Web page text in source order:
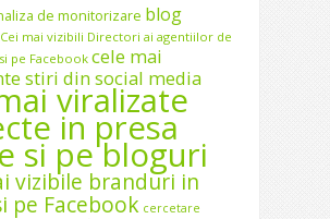
de monitorizare blog
Cei mai vizibili Directori ai agentiilor de
pe Facebook cele mai
stiri din social media
viralizate
in presa
si pe bloguri
vizibile branduri in
pe Facebook cercetare